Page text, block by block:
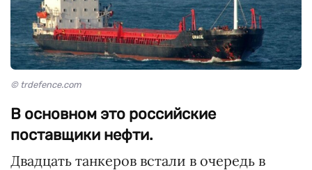
© trdefence.com
В основном это российские
поставщики нефти.
Двадцать танкеров встали в очередь в